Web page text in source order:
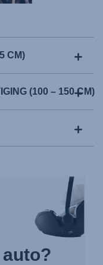
CM)
(100 – 150 CM)